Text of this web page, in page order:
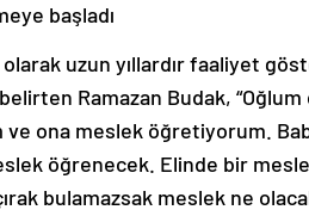
başladı
uzun yıllardır faaliyet
Ramazan Budak,
ve ona meslek öğretiyorum.
öğrenecek. Elinde bir
bulamazsak meslek ne